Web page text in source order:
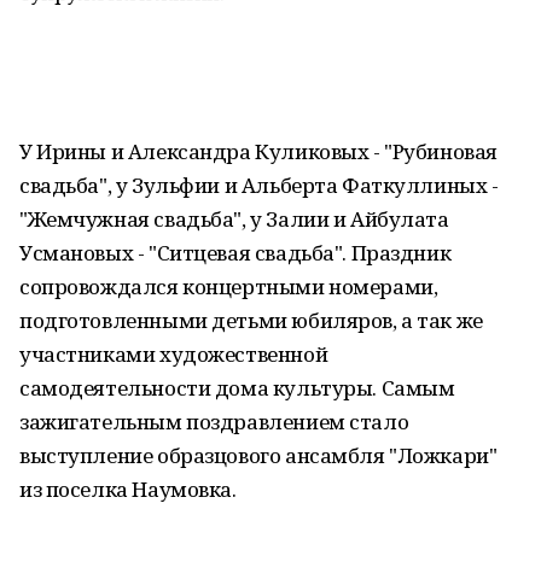
У Ирины и Александра Куликовых - "Рубиновая
свадьба", у Зульфии и Альберта Фаткуллиных -
"Жемчужная свадьба", у Залии и Айбулата
Усмановых - "Ситцевая свадьба". Праздник
сопровождался концертными номерами,
подготовленными детьми юбиляров, а так же
участниками художественной
самодеятельности дома культуры. Самым
зажигательным поздравлением стало
выступление образцового ансамбля "Ложкари"
из поселка Наумовка.